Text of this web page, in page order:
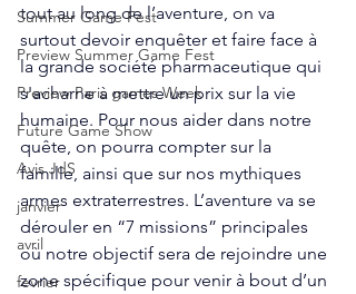
Summer Game Fest
Preview Summer Game Fest
Preview Paris games Week
Future Game Show
Avis JdS
janvier
avril
fevrier
tout au long de l’aventure, on va
surtout devoir enquêter et faire face à
la grande société pharmaceutique qui
s'acharne à mettre un prix sur la vie
humaine. Pour nous aider dans notre
quête, on pourra compter sur la
famille, ainsi que sur nos mythiques
armes extraterrestres. L’aventure va se
dérouler en “7 missions” principales
où notre objectif sera de rejoindre une
zone spécifique pour venir à bout d’un